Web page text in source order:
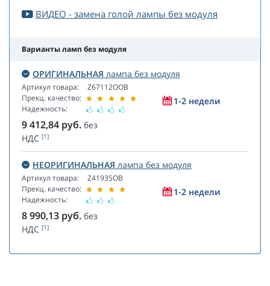
ВИДЕО - замена голой лампы без модуля
Варианты ламп без модуля
ОРИГИНАЛЬНАЯ лампа без модуля
Артикул товара:
Прекц. качество:
Надежность:
Z67112OOB
1-2 недели
9 412,84 руб. без
НДС [1]
НЕОРИГИНАЛЬНАЯ лампа без модуля
Артикул товара:
Прекц. качество:
Надежность:
Z41935OB
1-2 недели
8 990,13 руб. без
НДС [1]